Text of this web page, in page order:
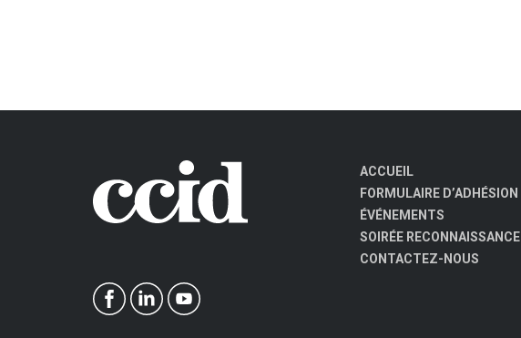
ACCUEIL
FORMULAIRE D’ADHÉSION
ÉVÉNEMENTS
SOIRÉE RECONNAISSANCE
CONTACTEZ-NOUS